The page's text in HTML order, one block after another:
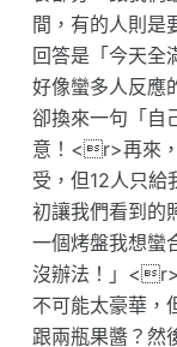
間，有的人則是
回答是「今天
好像蠻多人反應
卻換來一句「自
意！<r>再來
受，但12人只給
初讓我們看到的
一個烤盤我想蠻
沒辦法！」
不可能太豪華，
跟兩瓶果醬？然